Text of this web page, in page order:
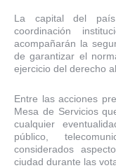
La capital del
coordinación
acompañarán la
de garantizar el
ejercicio del derecho
Entre las acciones
Mesa de Servicios
cualquier
público,
considerados
ciudad durante las